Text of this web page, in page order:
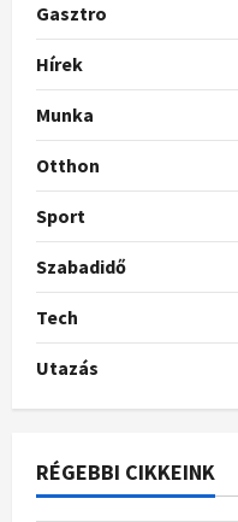
Gasztro
Hírek
Munka
Otthon
Sport
Szabadidő
Tech
Utazás
RÉGEBBI CIKKEINK